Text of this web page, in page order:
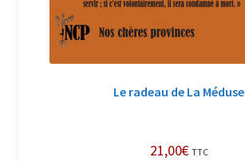
Le radeau de La Méduse
21,00€ TTC